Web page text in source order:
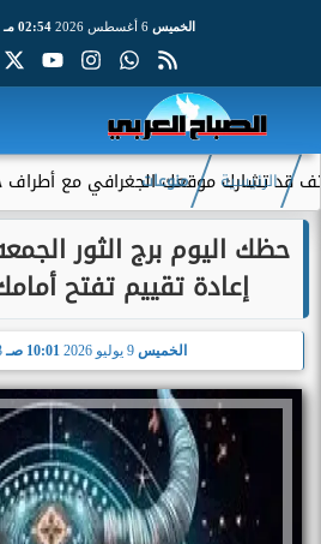
الخميس 6 أغسطس 2026 02:54 مـ
موقعك الجغرافي مع أطراف خارجية...
الرئيسية منوعات
إعادة تقييم تفتح
الخميس 10:01 صـ